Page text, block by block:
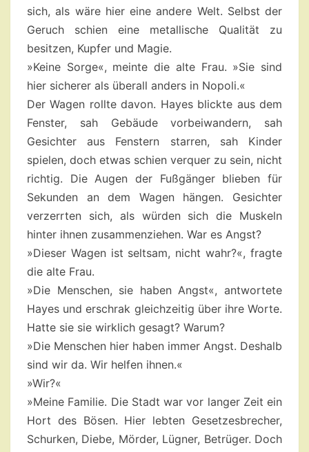
sich, als wäre hier eine andere Welt. Selbst der
Geruch schien eine metallische Qualität zu
besitzen, Kupfer und Magie.
»Keine Sorge«, meinte die alte Frau. »Sie sind
hier sicherer als überall anders in Nopoli.«
Der Wagen rollte davon. Hayes blickte aus dem
Fenster, sah Gebäude vorbeiwandern, sah
Gesichter aus Fenstern starren, sah Kinder
spielen, doch etwas schien verquer zu sein, nicht
richtig. Die Augen der Fußgänger blieben für
Sekunden an dem Wagen hängen. Gesichter
verzerrten sich, als würden sich die Muskeln
hinter ihnen zusammenziehen. War es Angst?
»Dieser Wagen ist seltsam, nicht wahr?«, fragte
die alte Frau.
»Die Menschen, sie haben Angst«, antwortete
Hayes und erschrak gleichzeitig über ihre Worte.
Hatte sie sie wirklich gesagt? Warum?
»Die Menschen hier haben immer Angst. Deshalb
sind wir da. Wir helfen ihnen.«
»Wir?«
»Meine Familie. Die Stadt war vor langer Zeit ein
Hort des Bösen. Hier lebten Gesetzesbrecher,
Schurken, Diebe, Mörder, Lügner, Betrüger. Doch